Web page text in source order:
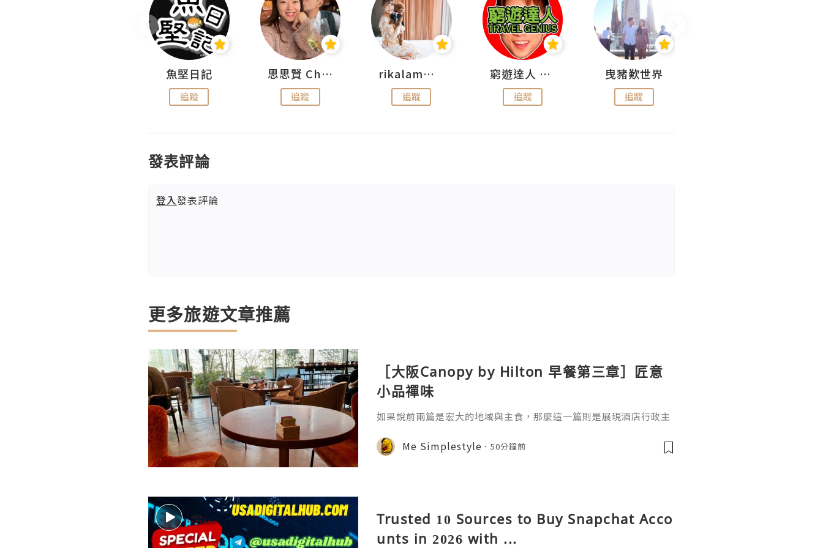
魚堅日記
追蹤
思思賢 ChillMyBabe
追蹤
rikalammm
追蹤
窮遊達人 Mr.TravelGenius
追蹤
曳豬歎世界
追蹤
發表評論
登入發表評論
更多旅遊文章推薦
［大阪Canopy by Hilton 早餐第三章］匠意
小品禪味
如果說前兩篇是宏大的地域與主食，那麼這一篇則是展現酒店行政主
司，是極其講究時間與溫度的科學。日式的「溫泉卵」利用蛋白與蛋
黃凝固溫度不同——在恆溫 60-65℃ 的環境中慢煮 30-50 分鐘，鎖住
Me Simplestyle 50分鐘前
Trusted 10 Sources to Buy Snapchat Acco
unts in 2026 with ...